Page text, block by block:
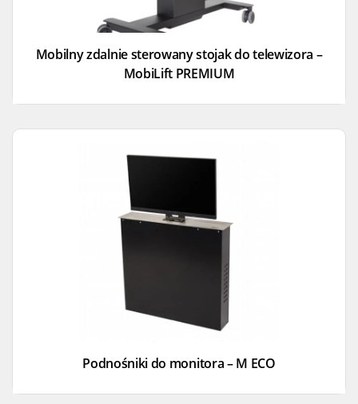
Mobilny zdalnie sterowany stojak do telewizora –
MobiLift PREMIUM
Podnośniki do monitora – M ECO